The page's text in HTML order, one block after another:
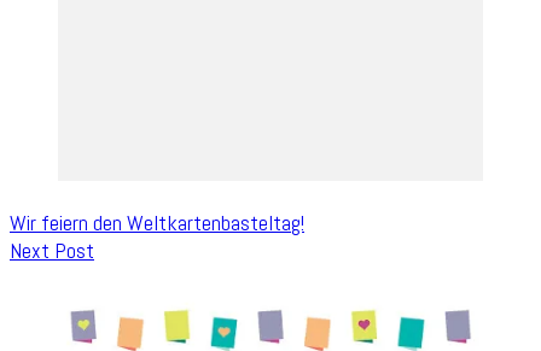
Wir feiern den Weltkartenbasteltag!
Next Post